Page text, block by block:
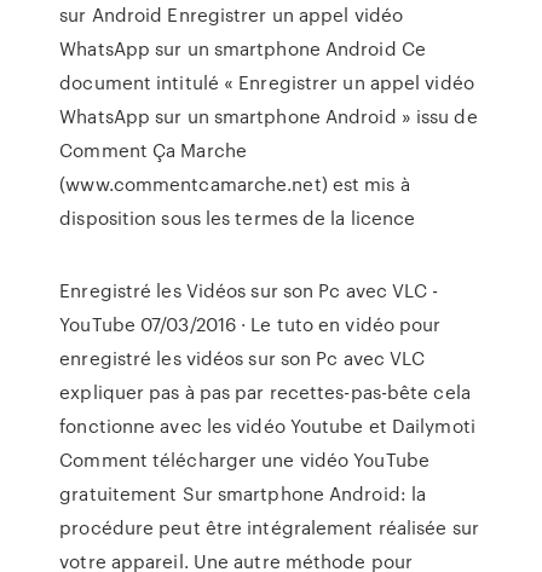
sur Android Enregistrer un appel vidéo
WhatsApp sur un smartphone Android Ce
document intitulé « Enregistrer un appel vidéo
WhatsApp sur un smartphone Android » issu de
Comment Ça Marche
(www.commentcamarche.net) est mis à
disposition sous les termes de la licence
Enregistré les Vidéos sur son Pc avec VLC -
YouTube 07/03/2016 · Le tuto en vidéo pour
enregistré les vidéos sur son Pc avec VLC
expliquer pas à pas par recettes-pas-bête cela
fonctionne avec les vidéo Youtube et Dailymoti
Comment télécharger une vidéo YouTube
gratuitement Sur smartphone Android: la
procédure peut être intégralement réalisée sur
votre appareil. Une autre méthode pour